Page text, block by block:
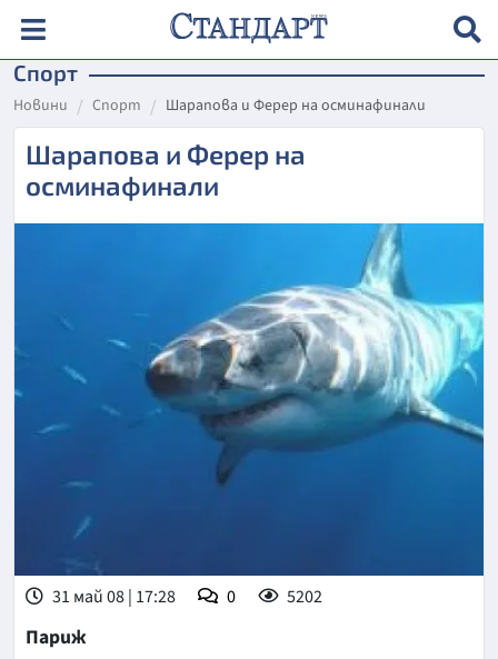
Спорт
Новини Спорт Шарапова и Ферер на осминафинали
Шарапова и Ферер на
осминафинали
31 май 08 | 17:28 0 5202
Париж